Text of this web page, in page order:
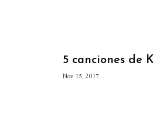
5 canciones de
Nov 15, 2017